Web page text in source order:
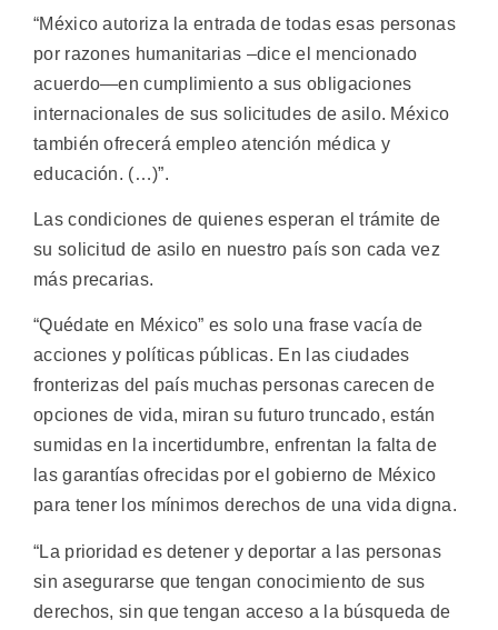
“México autoriza la entrada de todas esas personas
por razones humanitarias –dice el mencionado
acuerdo—en cumplimiento a sus obligaciones
internacionales de sus solicitudes de asilo. México
también ofrecerá empleo atención médica y
educación. (…)”.
Las condiciones de quienes esperan el trámite de
su solicitud de asilo en nuestro país son cada vez
más precarias.
“Quédate en México” es solo una frase vacía de
acciones y políticas públicas. En las ciudades
fronterizas del país muchas personas carecen de
opciones de vida, miran su futuro truncado, están
sumidas en la incertidumbre, enfrentan la falta de
las garantías ofrecidas por el gobierno de México
para tener los mínimos derechos de una vida digna.
“La prioridad es detener y deportar a las personas
sin asegurarse que tengan conocimiento de sus
derechos, sin que tengan acceso a la búsqueda de